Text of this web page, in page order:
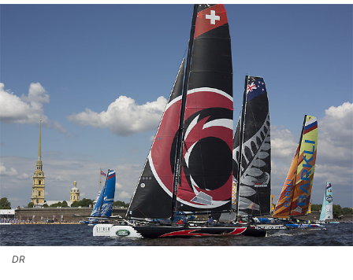
DR